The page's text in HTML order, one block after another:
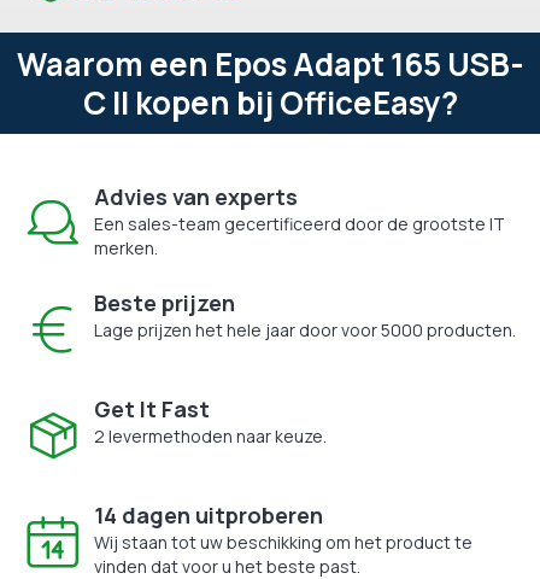
Waarom een Epos Adapt 165 USB-
C II kopen bij OfficeEasy?
Advies van experts
Een sales-team gecertificeerd door de grootste IT
merken.
Beste prijzen
Lage prijzen het hele jaar door voor 5000 producten.
Get It Fast
2 levermethoden naar keuze.
14 dagen uitproberen
Wij staan tot uw beschikking om het product te
vinden dat voor u het beste past.